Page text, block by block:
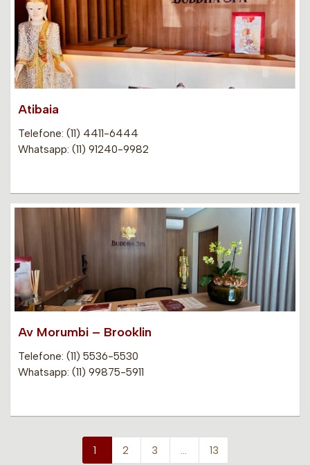
Atibaia
Telefone: (11) 4411-6444
Whatsapp: (11) 91240-9982
Av Morumbi – Brooklin
Telefone: (11) 5536-5530
Whatsapp: (11) 99875-5911
1 2 3 … 13